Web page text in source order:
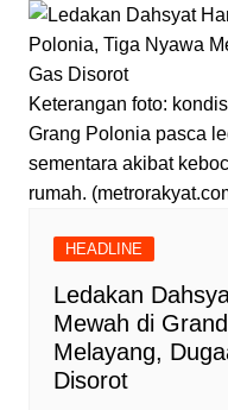
Keterangan foto:
Grang Polonia pasca
sementara akibat
rumah.
HEADLINE
Ledakan
Mewah di
Melayang,
Disorot